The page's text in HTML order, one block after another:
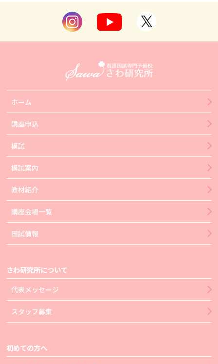
ホーム
講座申込
模試
模試案内
教材紹介
講座会場一覧
国試情報
さわ研究所について
代表メッセージ
スタッフ募集
初めての方へ